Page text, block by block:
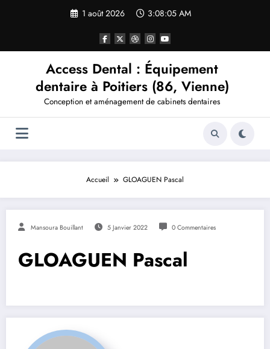
1 août 2026 3:08:05 AM
Access Dental : Équipement
dentaire à Poitiers (86, Vienne)
Conception et aménagement de cabinets dentaires
Accueil GLOAGUEN Pascal
Mansoura Bouillant 5 Janvier 2022 0 Commentaires
GLOAGUEN Pascal